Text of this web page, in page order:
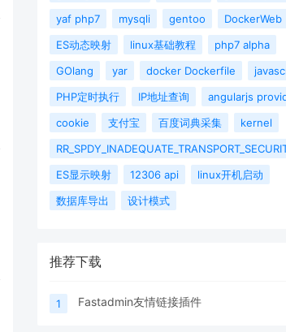
yaf php7
mysqli gentoo
DockerWeb
ES动态映射
linux基础教程
php7 alpha
GOlang
yar docker Dockerfile
PHP定时执行
IP地址查询
angularjs
cookie
支付宝 百度词典采集
kernel
ES显示映射
12306 api
linux开机启动
数据库导出
设计模式
推荐下载
1 Fastadmin友情链接插件